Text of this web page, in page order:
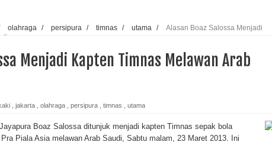
olahraga / persipura / timnas / utama /
Alasan Boaz Salossa Menjadi
Menjadi Kapten Timnas Melawan Arab
jakarta olahraga persipura timnas utama
Boaz Salossa ditunjuk menjadi kapten Timnas sepak bola
Piala Asia melawan Arab Saudi, Sabtu malam, 23 Maret 2013. Ini